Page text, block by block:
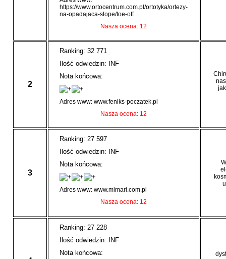
https://www.ortocentrum.com.pl/ortotyka/ortezy-
na-opadajaca-stope/toe-off
Nasza ocena: 12
2
Ranking: 32 771
Ilość odwiedzin: INF
Nota końcowa:
Adres www: www.feniks-poczatek.pl
Nasza ocena: 12
3
Ranking: 27 597
Ilość odwiedzin: INF
Nota końcowa:
Adres www: www.mimari.com.pl
Nasza ocena: 12
Ranking: 27 228
Ilość odwiedzin: INF
Nota końcowa: